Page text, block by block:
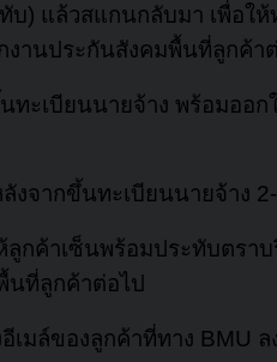
แล้วสแกนกลับมา เพื่อให้
งานประกันสังคมพื้นที่ลูกค้า
ะเบียนนายจ้าง พร้อมอ
งจากขึ้นทะเบียนนายจ้าง
กค้าเซ็นพร้อมประทับตร
นที่ลูกค้าต่อไป
มล์ของลูกค้าที่ทาง BMU